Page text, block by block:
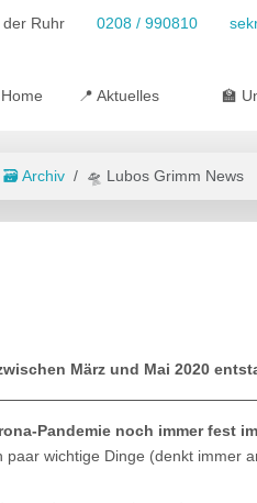
Ruhr 0208 / 990810
📍 Aktuelles 🏫
🗃️ Archiv 🛸 Lubos Grimm News
März und Mai 2020
Pandemie noch immerfest
wichtige Dinge (denkt immer